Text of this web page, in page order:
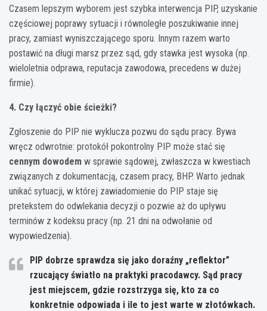
Czasem lepszym wyborem jest szybka interwencja PIP, uzyskanie
częściowej poprawy sytuacji i równoległe poszukiwanie innej
pracy, zamiast wyniszczającego sporu. Innym razem warto
postawić na długi marsz przez sąd, gdy stawka jest wysoka (np.
wieloletnia odprawa, reputacja zawodowa, precedens w dużej
firmie).
4. Czy łączyć obie ścieżki?
Zgłoszenie do PIP nie wyklucza pozwu do sądu pracy. Bywa
wręcz odwrotnie: protokół pokontrolny PIP może stać się
cennym dowodem w sprawie sądowej, zwłaszcza w kwestiach
związanych z dokumentacją, czasem pracy, BHP. Warto jednak
unikać sytuacji, w której zawiadomienie do PIP staje się
pretekstem do odwlekania decyzji o pozwie aż do upływu
terminów z kodeksu pracy (np. 21 dni na odwołanie od
wypowiedzenia).
PIP dobrze sprawdza się jako doraźny „reflektor”
rzucający światło na praktyki pracodawcy. Sąd pracy
jest miejscem, gdzie rozstrzyga się, kto za co
konkretnie odpowiada i ile to jest warte w złotówkach.